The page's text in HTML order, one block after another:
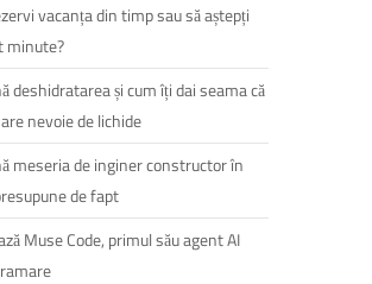
vacanța din timp sau să aștepți
minute?
deshidratarea și cum îți dai seama că
nevoie de lichide
meseria de inginer constructor în
de fapt
Muse Code, primul său agent AI